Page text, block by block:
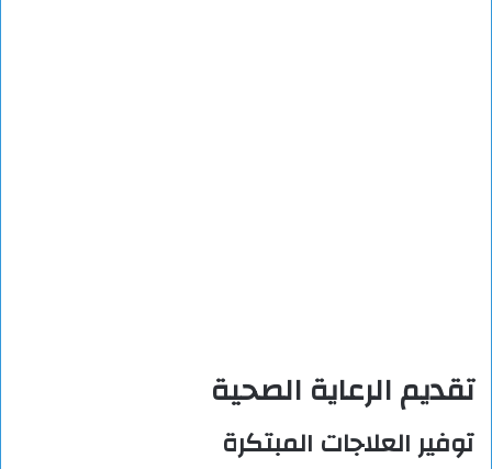
تقديم الرعاية الصحية
توفير العلاجات المبتكرة